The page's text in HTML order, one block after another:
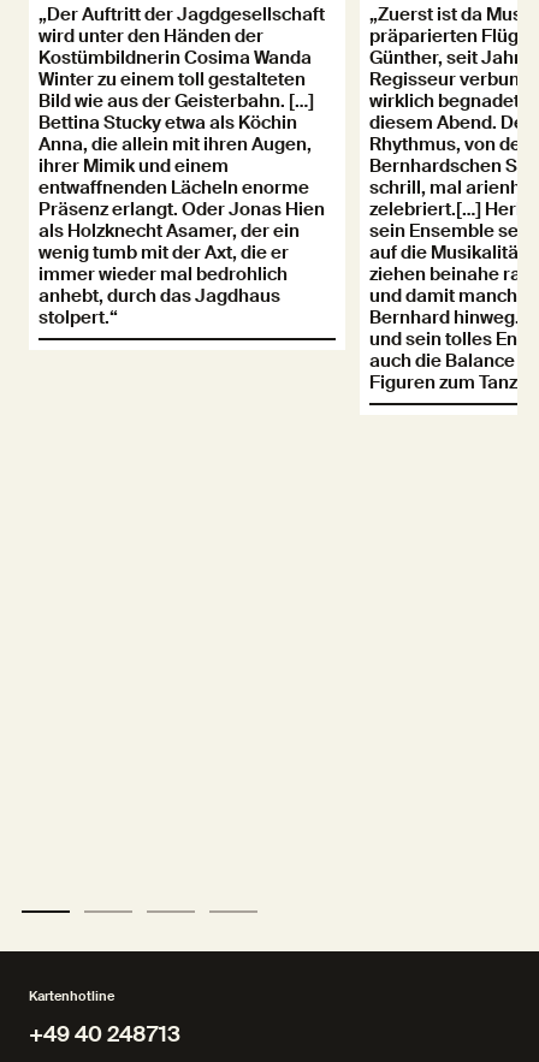
„Der Auftritt der Jagdgesellschaft
wird unter den Händen der
Kostümbildnerin Cosima Wanda
Winter zu einem toll gestalteten
Bild wie aus der Geisterbahn. […]
Bettina Stucky etwa als Köchin
Anna, die allein mit ihren Augen,
ihrer Mimik und einem
entwaffnenden Lächeln enorme
Präsenz erlangt. Oder Jonas Hien
als Holzknecht Asamer, der ein
wenig tumb mit der Axt, die er
immer wieder mal bedrohlich
anhebt, durch das Jagdhaus
stolpert.“
„Zuerst ist da
präparierten Flügel
Günther, seit
Regisseur
wirklich
diesem Abend.
Rhythmus, von der
Bernhardschen
schrill, mal
zelebriert.[…]
sein Ensemble
auf die Musikalität
ziehen beinahe
und damit
Bernhard hinweg.
und sein tolles
auch die Balance
Figuren zum
Kartenhotline
+49 40 248713